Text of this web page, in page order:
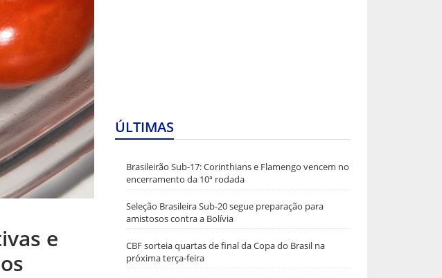
e
ÚLTIMAS
Brasileirão Sub-17: Corinthians e Flamengo vencem no
encerramento da 10ª rodada
Seleção Brasileira Sub-20 segue preparação para
amistosos contra a Bolívia
CBF sorteia quartas de final da Copa do Brasil na
próxima terça-feira